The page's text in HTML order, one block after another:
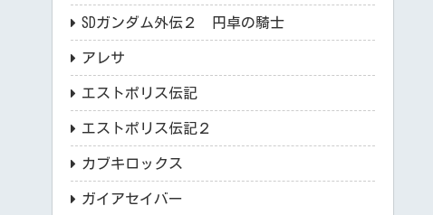
SDガンダム外伝２ 円卓の騎士
アレサ
エストポリス伝記
エストポリス伝記２
カブキロックス
ガイアセイバー